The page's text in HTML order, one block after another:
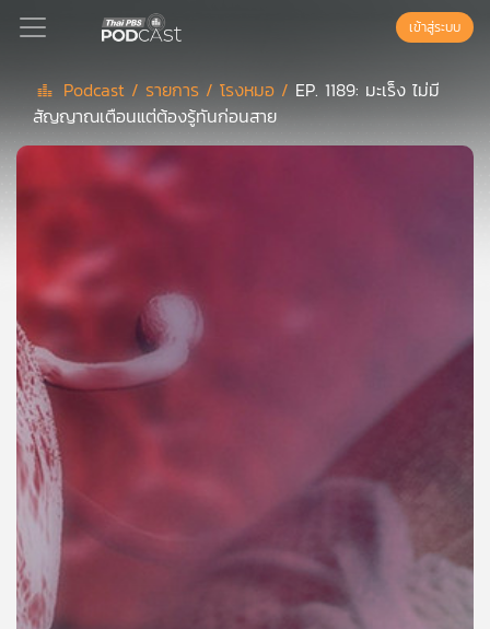
Podcast
แนะนำ
เพล
ย์
ลิ
สต์
ของ
คุณ
เพลง
เข้าสู่ระบบ
Podcast / รายการ /โรงหมอ / EP. 1189: มะเร็ง ไม่มี
สัญญาณเตือนแต่ต้องรู้ทันก่อนสาย